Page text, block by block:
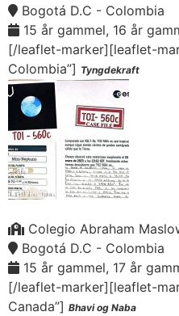
Bogotá D.C - Colombia
15 år gammel, 16 år
[/leaflet-marker][leaflet-
Colombia”] Tyngdekraft
Colegio Abraham
Bogotá D.C - Colombia
15 år gammel, 17 år
[/leaflet-marker][leaflet-
Canada”] Bhavi og Naba